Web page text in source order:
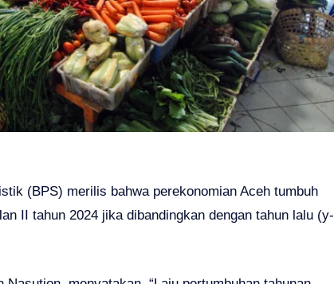
(BPS) merilis bahwa perekonomian Aceh tumbuh
II tahun 2024 jika dibandingkan dengan tahun lalu (y-